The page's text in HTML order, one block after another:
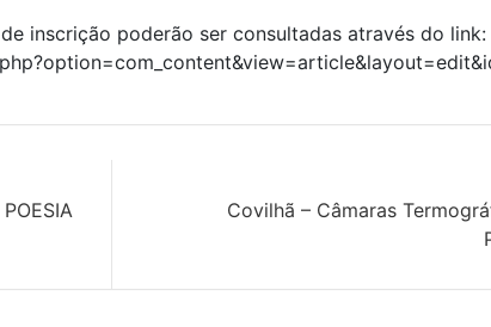
inscrição poderão ser consultadas através do link:
Covilhã – Câmaras